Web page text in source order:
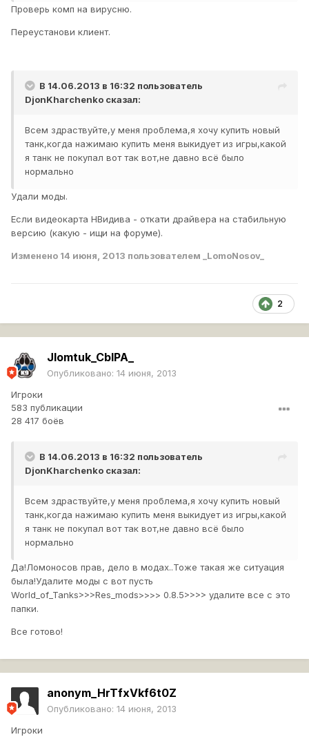
Проверь комп на вирусню.
Переустанови клиент.
В 14.06.2013 в 16:32 пользователь
DjonKharchenko сказал:
Всем здраствуйте,у меня проблема,я хочу купить новый
танк,когда нажимаю купить меня выкидует из игры,какой
я танк не покупал вот так вот,не давно всё было
нормально
Удали моды.
Если видеокарта НВидива - откати драйвера на стабильную
версию (какую - ищи на форуме).
Изменено 14 июня, 2013 пользователем _LomoNosov_
2
Jlomtuk_CbIPA_
Опубликовано: 14 июня, 2013
Игроки
583 публикации
28 417 боёв
В 14.06.2013 в 16:32 пользователь
DjonKharchenko сказал:
Всем здраствуйте,у меня проблема,я хочу купить новый
танк,когда нажимаю купить меня выкидует из игры,какой
я танк не покупал вот так вот,не давно всё было
нормально
Да!Ломоносов прав, дело в модах..Тоже такая же ситуация
была!Удалите моды с вот пусть
World_of_Tanks>>>Res_mods>>>> 0.8.5>>>> удалите все с это
папки.
Все готово!
anonym_HrTfxVkf6t0Z
Опубликовано: 14 июня, 2013
Игроки